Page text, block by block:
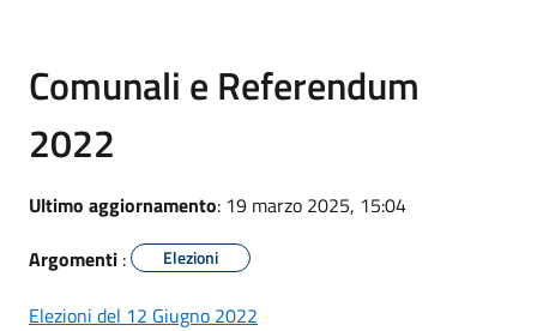
Comunali e Referendum
2022
Ultimo aggiornamento: 19 marzo 2025, 15:04
Argomenti : Elezioni
Elezioni del 12 Giugno 2022